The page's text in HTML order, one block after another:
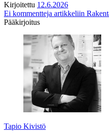
Kirjoitettu 12.6.2026
Ei kommentteja artikkeliin
Pääkirjoitus
Tapio Kivistö